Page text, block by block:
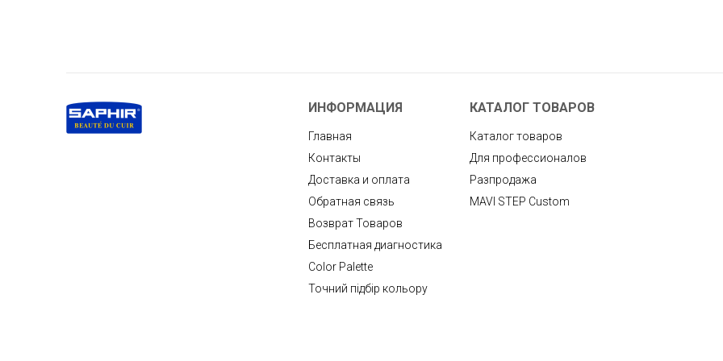
ИНФОРМАЦИЯ
Главная
Контакты
Доставка и оплата
Обратная связь
Возврат Товаров
Бесплатная диагностика
Color Palette
Точний підбір кольору
КАТАЛОГ ТОВАРОВ
Каталог товаров
Для профессионалов
Разпродажа
MAVI STEP Custom